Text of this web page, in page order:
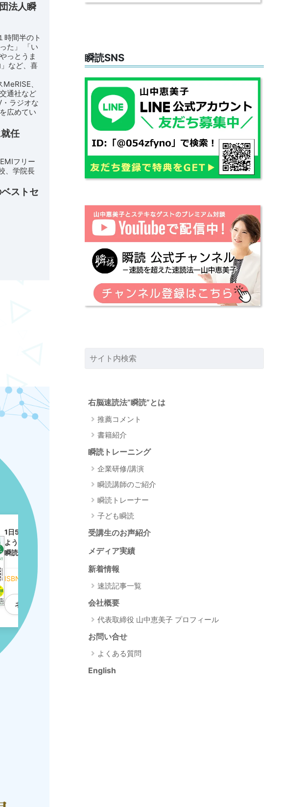
法人瞬
時間半のト
た」 「い
っとうま
など、喜
、
通社など
ラジオな
広めてい
任
フリー
、学院長
ストセ
1日5分眺めるだけで、1週間で速く読める
ようになる!
瞬読ドリル
ISBN │ 978-4815604714
ネットショップで購入する →
瞬読SNS
右脳速読法”瞬読”とは
推薦コメント
書籍紹介
瞬読トレーニング
企業研修/講演
瞬読講師のご紹介
瞬読トレーナー
子ども瞬読
受講生のお声紹介
メディア実績
新着情報
速読記事一覧
会社概要
代表取締役 山中恵美子 プロフィール
お問い合せ
よくある質問
English